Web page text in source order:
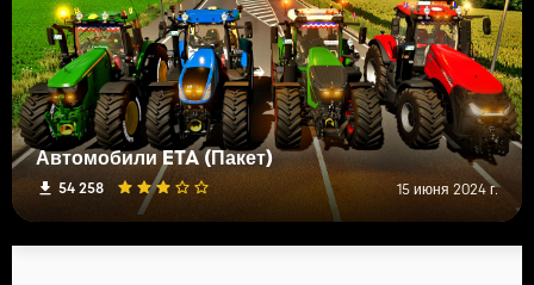
Автомобили ETA (Пакет)
54 258 15 июня 2024 г.